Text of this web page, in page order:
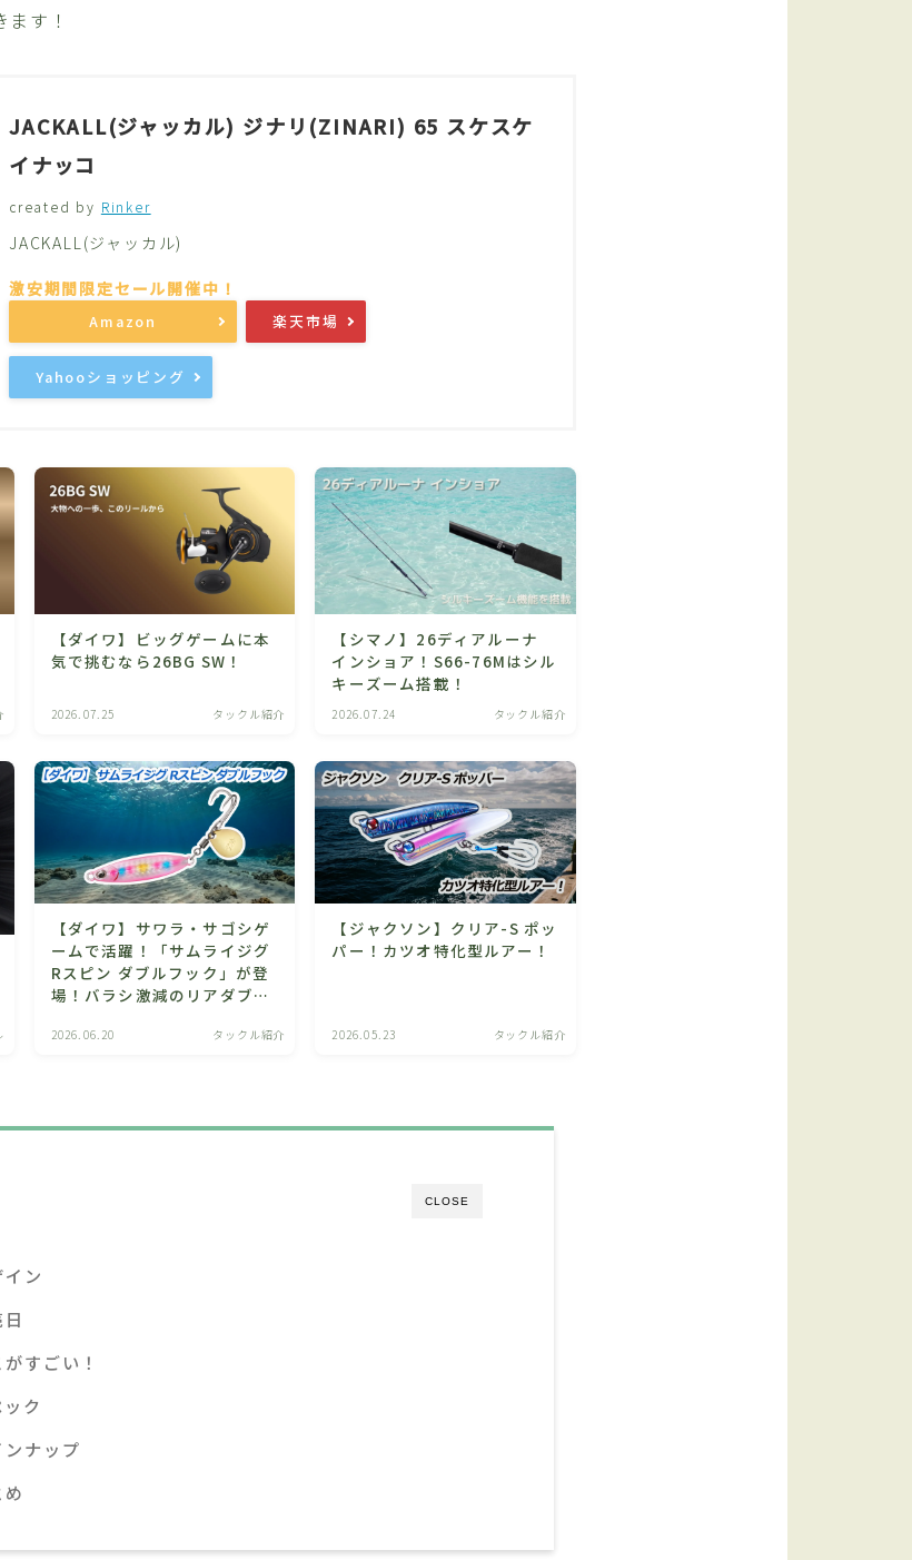
す！
JACKALL(ジャッカル) ジナリ(ZINARI) 65 スケスケ
イナッコ
created by Rinker
JACKALL(ジャッカル)
Amazon 楽天市場
Yahooショッピング
【ダイワ】ビッグゲームに本
気で挑むなら26BG SW！
2026.07.25 タックル紹介
【シマノ】26ディアルーナ
インショア！S66-76Mはシル
キーズーム搭載！
2026.07.24 タックル紹介
【ダイワ】サワラ・サゴシゲ
ームで活躍！「サムライジグ
Rスピン ダブルフック」が登
場！バラシ激減のリアダブル
2026.06.20 タックル紹介
【ジャクソン】クリア-S ポッ
パー！カツオ特化型ルアー！
2026.05.23 タックル紹介
CLOSE
ン
すごい！
ク
ナップ